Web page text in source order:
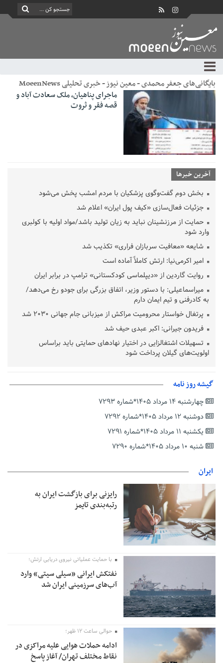
بایگانی‌های جعفر محمدی - معین نیوز - خبری تحلیلی MoeenNews
ماجرای پناهیان، ملک سعادت آباد و
قصه فقر و ثروت
آخرین خبرها
بخش دوم گفت‌وگوی پزشکیان با مردم امشب پخش می‌شود
جزئیات فعال‌سازی «کیف پول ایران» اعلام شد
حمایت از مرزنشینان نباید به زیان تولید باشد/مواد اولیه با کولبری
وارد شود
شایعه «معافیت سربازان فراری» تکذیب شد
امیر اکرمی‌نیا: ارتش کاملاً آماده است
روایت گاردین از «دیپلماسی کودکستانی» ترامپ در برابر ایران
میراسماعیلی: با دستور وزیر، اتفاق بزرگی برای جودو رخ می‌دهد/
به کادرفنی و تیم ایمان دارم
پرتغال خواستار محرومیت مراکش از میزبانی جام جهانی ۲۰۳۰ شد
فریدون جیرانی: اکبر عبدی حیف شد
تسهیلات اشتغالزایی در اختیار نهادهای حمایتی باید براساس
اولویت‌های گیلان پرداخت شود
دفتر رهبر انقلاب: مطالب خارج از مراجع رسمی فاقد سندیت است
بقائی: فضای مذاکرات فنی و سیاسی ایران و عمان درباره تنگه هرمز،
مثبت است
رئیس سازمان جهاد کشاورزی استان: کشاورزان گیلان نسبت به
دریافت یارانه کود اقدام کنند
گیشه روز نامه
چهارشنبه ۱۴ مرداد ۱۴۰۵*شماره ۷۲۹۳
دوشنبه ۱۲ مرداد ۱۴۰۵*شماره ۷۲۹۲
یکشنبه ۱۱ مرداد ۱۴۰۵*شماره ۷۲۹۱
شنبه ۱۰ مرداد ۱۴۰۵*شماره ۷۲۹۰
ایران
رایزنی برای بازگشت ایران به
رتبه‌بندی تایمز
با حمایت عملیاتی نیروی دریایی ارتش؛
نفتکش ایرانی «سیلی سیتی» وارد
آب‌های سرزمینی ایران شد
حوالی ساعت ۱۲ ظهر؛
ادامه حملات هوایی علیه مراکزی در
نقاط مختلف تهران/ آغاز پاسخ